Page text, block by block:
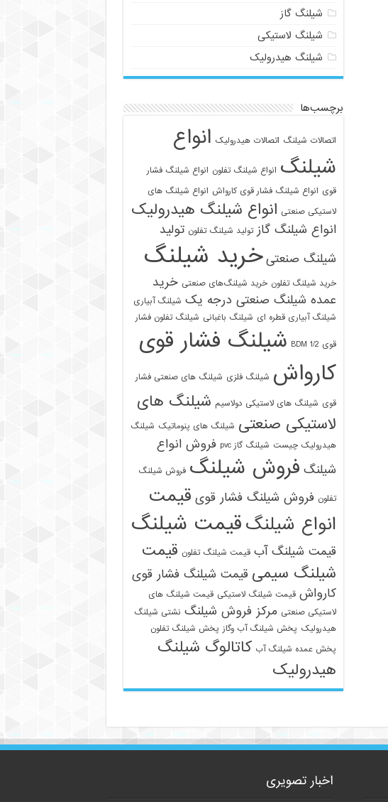
شیلنگ گاز
شیلنگ لاستیکی
شیلنگ هیدرولیک
برچسب‌ها
اتصالات شیلنگ اتصالات هیدرولیک انواع
شیلنگ انواع شیلنگ تفلون انواع شیلنگ فشار
قوی انواع شیلنگ فشار قوی کارواش انواع شیلنگ های
لاستیکی صنعتی انواع شیلنگ هیدرولیک
انواع شیلنگ گاز تولید شیلنگ تفلون تولید
شیلنگ صنعتی خرید شیلنگ
خرید شیلنگ تفلون خرید شیلنگ‌های صنعتی خرید
عمده شیلنگ صنعتی درجه یک شیلنگ آبیاری
شیلنگ آبیاری قطره ای شیلنگ باغبانی شیلنگ تفلون فشار
قوی 1/2 BDM
شیلنگ فشار قوی
کارواش شیلنگ فلزی شیلنگ های صنعتی فشار
قوی شیلنگ های لاستیکی دولاسیم شیلنگ های
لاستیکی صنعتی شیلنگ های پنوماتیک شیلنگ
هیدرولیک چیست شیلنگ گاز pvc
فروش انواع
شیلنگ فروش شیلنگ فروش شیلنگ
تفلون فروش شیلنگ فشار قوی قیمت
انواع شیلنگقیمت شیلنگ
قیمت شیلنگ آب قیمت شیلنگ تفلون قیمت
شیلنگ سیمی قیمت شیلنگ فشار قوی
کارواش قیمت شیلنگ لاستیکی قیمت شیلنگ های
لاستیکی صنعتی مرکز فروش شیلنگ نشتی شیلنگ
هیدرولیک پخش شیلنگ آب وگاز پخش شیلنگ تفلون
پخش عمده شیلنگ آب کاتالوگ شیلنگ
هیدرولیک
اخبار تصویری